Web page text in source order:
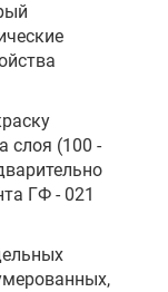
слоя (100 -
ГФ - 021